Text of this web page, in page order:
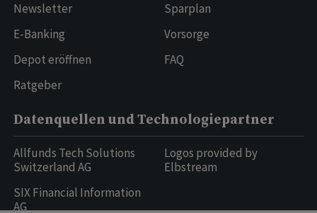
Newsletter
E-Banking
Depot eröffnen
Ratgeber
Sparplan
Vorsorge
FAQ
Datenquellen und Technologiepartner
Allfunds Tech Solutions
Switzerland AG
SIX Financial Information
AG
Logos provided by
Elbstream